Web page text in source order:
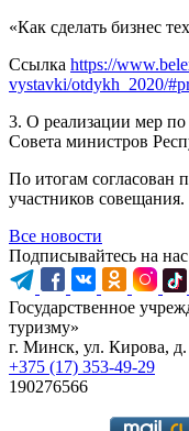
«Как сделать бизнес
Ссылка https://
vystavki/otdykh_2020/
3. О реализации мер
Совета министров
По итогам согласован
участников совещания.
Все новости
Подписывайтесь на
Государственное
туризму»
г. Минск, ул. Кирова,
+375 (17) 353-49-29
190276566